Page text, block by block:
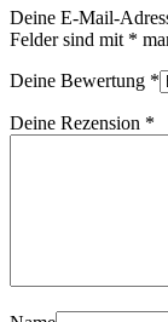
Deine E-Mail-
Felder sind mit *
Deine Bewertung *
Deine Rezension *